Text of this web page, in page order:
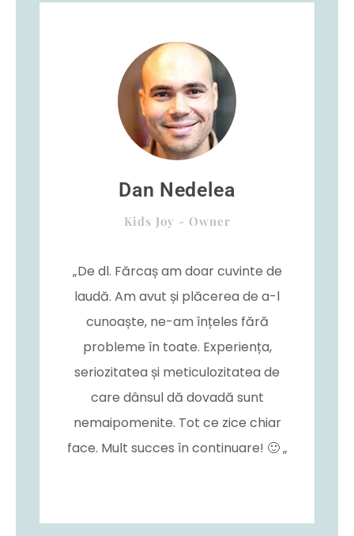
Dan Nedelea
Kids Joy - Owner
„De dl. Fărcaș am doar cuvinte de
laudă. Am avut și plăcerea de a-l
cunoaște, ne-am înțeles fără
probleme în toate. Experiența,
seriozitatea și meticulozitatea de
care dânsul dă dovadă sunt
nemaipomenite. Tot ce zice chiar
face. Mult succes în continuare! 🙂 „